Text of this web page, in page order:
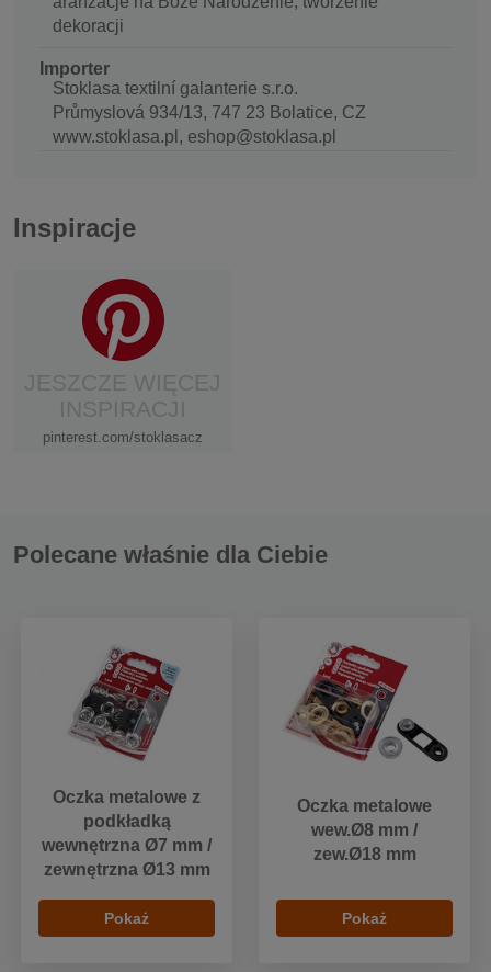
dekoracji
Importer
Stoklasa textilní galanterie s.r.o.
Průmyslová 934/13, 747 23 Bolatice, CZ
www.stoklasa.pl, eshop@stoklasa.pl
Inspiracje
pinterest.com/stoklasacz
Polecane właśnie dla Ciebie
Oczka metalowe z
podkładką
wewnętrzna Ø7 mm /
zewnętrzna Ø13 mm
Pokaż
Oczka metalowe
wew.Ø8 mm /
zew.Ø18 mm
Pokaż